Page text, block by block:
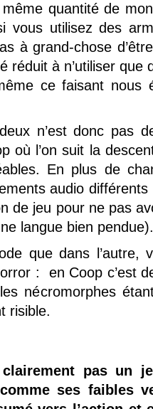
quantité de
utilisez des
à grand-chose
réduit à n’utiliser que
ce faisant nous
n’est donc pas
où l’on suit la
En plus de
audio
de jeu pour ne pas
langue bien pendue).
que dans l’autre,
: en Coop c’est
nécromorphes
risible.
clairement pas un
ses faibles